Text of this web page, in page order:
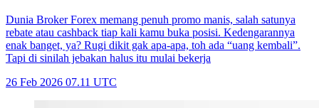
Dunia Broker Forex memang penuh promo manis, salah satunya
rebate atau cashback tiap kali kamu buka posisi. Kedengarannya
enak banget, ya? Rugi dikit gak apa-apa, toh ada “uang kembali”.
Tapi di sinilah jebakan halus itu mulai bekerja
26 Feb 2026 07.11 UTC